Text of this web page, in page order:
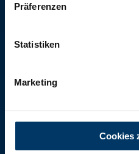
Präferenzen
Statistiken
Marketing
Cookies
comfort.BAULOHN
premium.LOHN
Navigation
Arbeitgeberkosten